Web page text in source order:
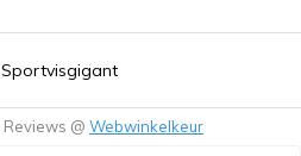
Sportvisgigant
Reviews @ Webwinkelkeur